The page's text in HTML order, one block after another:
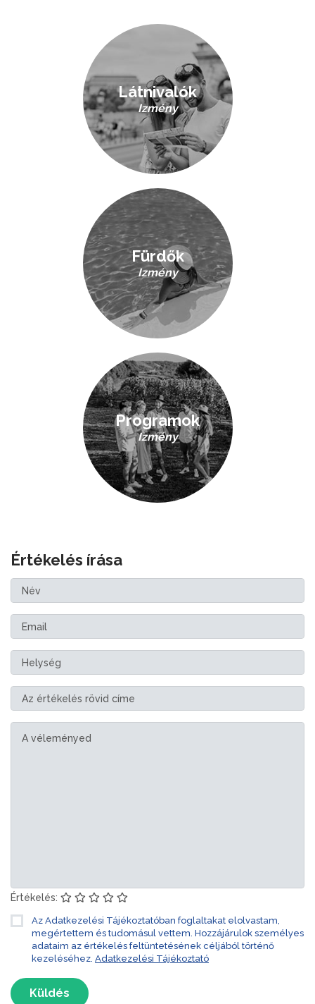
Látnivalók
Izmény
Fürdők
Izmény
Programok
Izmény
Értékelés írása
Értékelés:
Az Adatkezelési Tájékoztatóban foglaltakat elolvastam,
megértettem és tudomásul vettem. Hozzájárulok személyes
adataim az értékelés feltüntetésének céljából történő
kezeléséhez. Adatkezelési Tájékoztató
Küldés